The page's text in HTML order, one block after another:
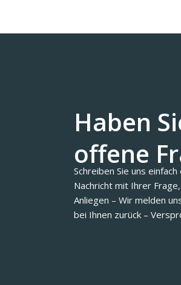
Haben
offene
Schreiben Sie uns
Nachricht mit Ihrer
Anliegen – Wir melden
bei Ihnen zurück –